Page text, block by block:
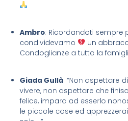
Ambro: Ricordandoti sempre
condividevamo
un
Condoglianze a tutta la
Giada Gullà: “Non aspettare
vivere, non aspettare che
felice, impara ad esserlo
le piccole cose ed